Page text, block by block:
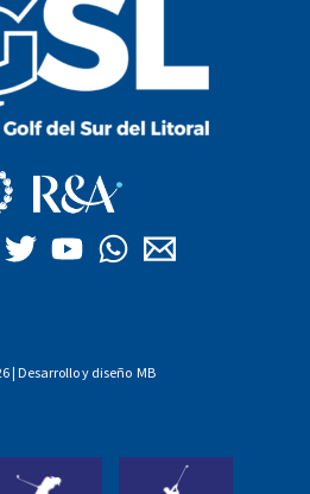
| Desarrollo y diseño MB